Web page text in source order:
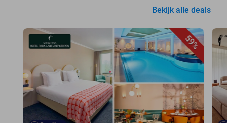
Bekijk alle deals
59%